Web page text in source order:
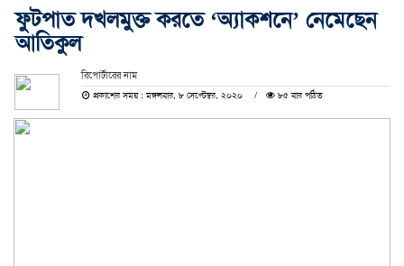
ফুটপাত দখলমুক্ত করতে ‘অ্যাকশনে’ নেমেছেন
আতিকুল
রিপোর্টারের নাম
প্রকাশের সময় : মঙ্গলবার, ৮ সেপ্টেম্বর, ২০২০
৮৫ বার পঠিত